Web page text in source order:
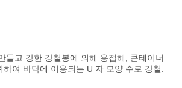
들고 강한 강철봉에 의해 용접해, 콘테이너
하여 바닥에 이용되는 U 자 모양 수로 강철.